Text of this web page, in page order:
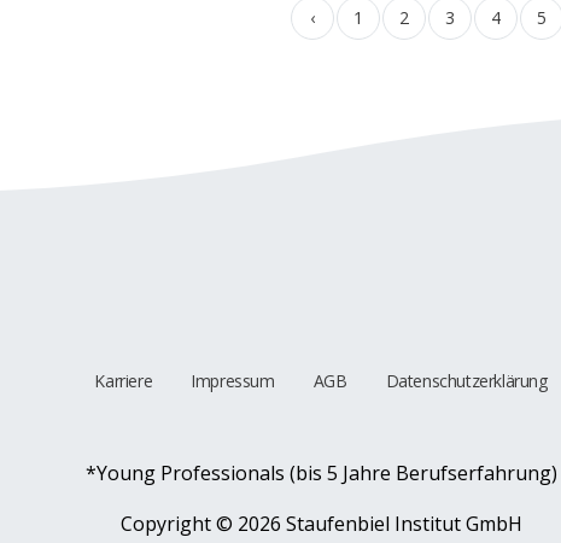
‹ 1 2 3 4 5
Karriere Impressum AGB Datenschutzerklärung
*Young Professionals (bis 5 Jahre Berufserfahrung)
Copyright © 2026 Staufenbiel Institut GmbH